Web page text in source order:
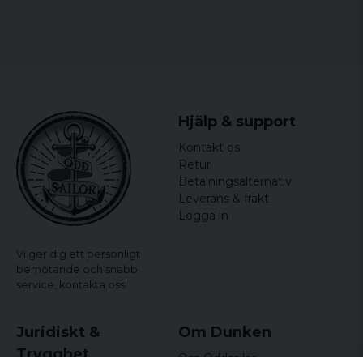
Vi ger dig ett personligt
bemötande och snabb
service, kontakta oss!
Hjälp & support
Kontakt os
Retur
Betalningsalternativ
Leverans & frakt
Logga in
Juridiskt &
Trygghet
Om Dunken
Om Oddsailor